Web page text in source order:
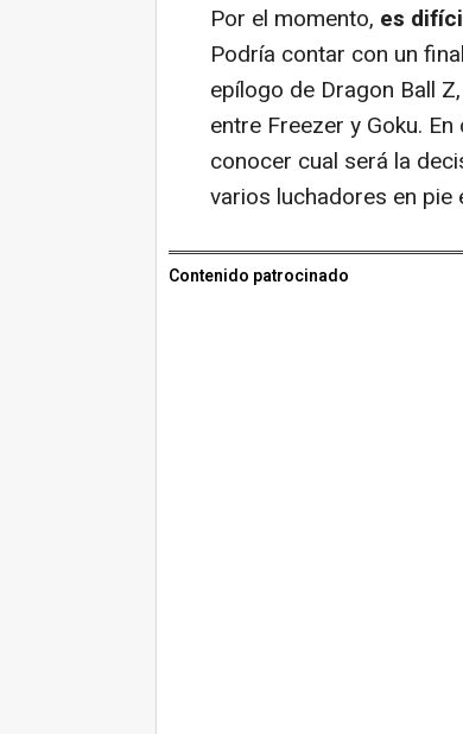
Por el momento, es
Podría contar con un
epílogo de Dragon Ball
entre Freezer y Goku.
conocer cual será la
varios luchadores en pie
Contenido patrocinado